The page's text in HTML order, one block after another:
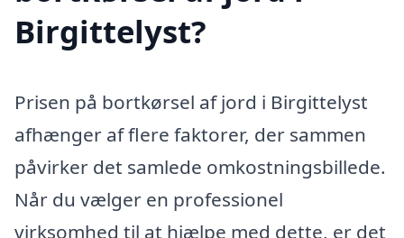
Birgittelyst?
Prisen på bortkørsel af jord i Birgittelyst
afhænger af flere faktorer, der sammen
påvirker det samlede omkostningsbillede.
Når du vælger en professionel
virksomhed til at hjælpe med dette, er det